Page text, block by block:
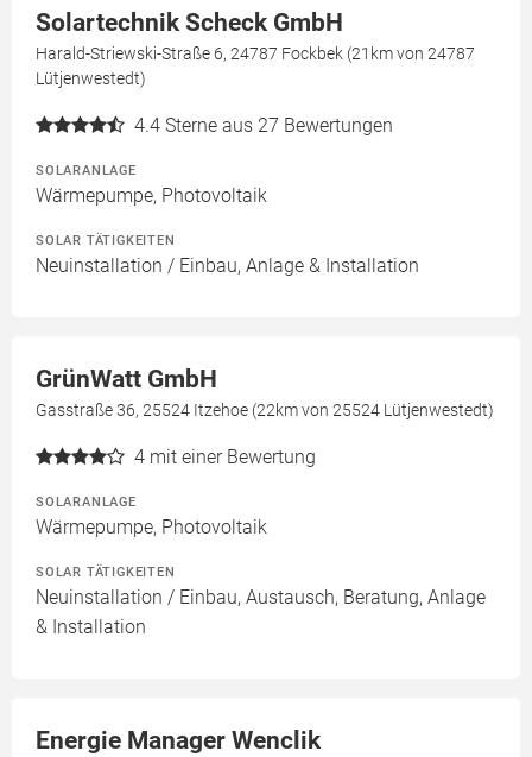
Solartechnik Scheck GmbH
Harald-Striewski-Straße 6, 24787 Fockbek (21km von 24787
Lütjenwestedt)
4.4 Sterne aus 27 Bewertungen
SOLARANLAGE
Wärmepumpe, Photovoltaik
SOLAR TÄTIGKEITEN
Neuinstallation / Einbau, Anlage & Installation
GrünWatt GmbH
Gasstraße 36, 25524 Itzehoe (22km von 25524 Lütjenwestedt)
4 mit einer Bewertung
SOLARANLAGE
Wärmepumpe, Photovoltaik
SOLAR TÄTIGKEITEN
Neuinstallation / Einbau, Austausch, Beratung, Anlage
& Installation
Energie Manager Wenclik